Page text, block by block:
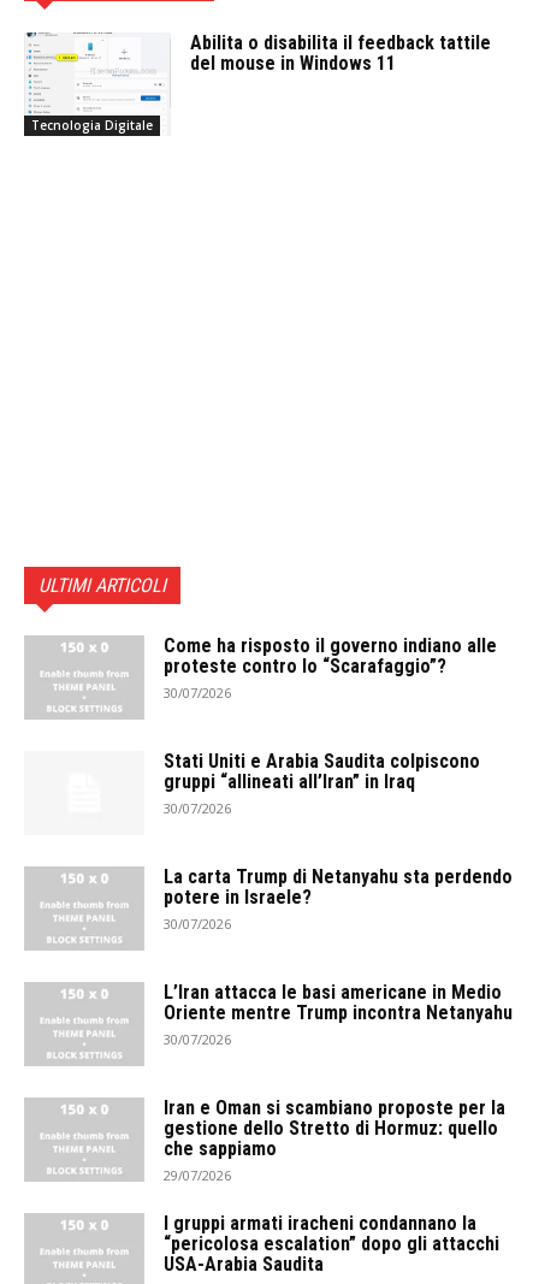
Tecnologia Digitale
Abilita o disabilita il feedback tattile
del mouse in Windows 11
ULTIMI ARTICOLI
Come ha risposto il governo indiano alle
proteste contro lo “Scarafaggio”?
30/07/2026
Stati Uniti e Arabia Saudita colpiscono
gruppi “allineati all’Iran” in Iraq
30/07/2026
La carta Trump di Netanyahu sta perdendo
potere in Israele?
30/07/2026
L’Iran attacca le basi americane in Medio
Oriente mentre Trump incontra Netanyahu
30/07/2026
Iran e Oman si scambiano proposte per la
gestione dello Stretto di Hormuz: quello
che sappiamo
29/07/2026
I gruppi armati iracheni condannano la
“pericolosa escalation” dopo gli attacchi
USA-Arabia Saudita